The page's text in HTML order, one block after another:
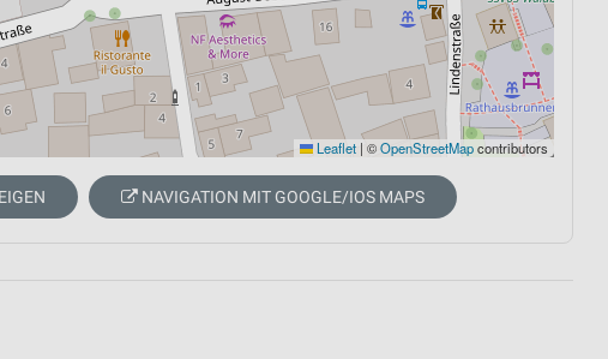
Leaflet | ©OpenStreetMapcontributors
NAVIGATION MIT GOOGLE/IOS MAPS